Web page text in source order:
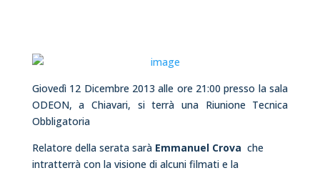
Giovedì 12 Dicembre 2013 alle ore 21:00 presso la sala
ODEON, a Chiavari, si terrà una Riunione Tecnica
Obbligatoria
Relatore della serata saràEmmanuel Crova che
intratterrà con la visione di alcuni filmati e la